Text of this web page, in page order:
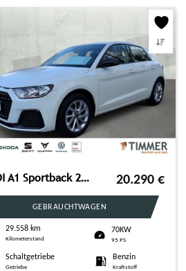
AUDI A1 Sportback 25 TFSI ADVANCED +SHZ +VIRTUAL +ALU 20.290€
GEBRAUCHTWAGEN
29.558 km
Kilometerstand
70KW
95 PS
Schaltgetriebe
Getriebe
Benzin
Kraftstoff